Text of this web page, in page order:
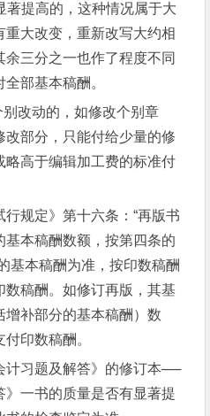
提高的，这种情况属于大
大改变，重新改写大约相
三分之一也作了程度不同
部基本稿酬。
改动的，如修改个别章
部分，只能付给少量的修
略高于编辑加工费的标准付
规定》第十六条：“再版书
本稿酬数额，按第四条的
基本稿酬为准，按印数稿酬
稿酬。如修订再版，其基
补部分的基本稿酬）数
印数稿酬。
习题及解答》的修订本──
》一书的质量是否有显著提